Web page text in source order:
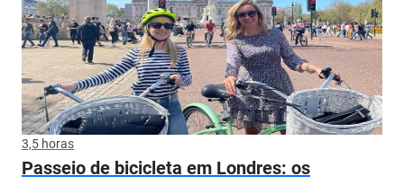
3,5 horas
Passeio de bicicleta em Londres: os